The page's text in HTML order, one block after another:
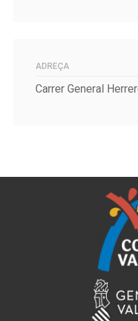
ADREÇA
Carrer General